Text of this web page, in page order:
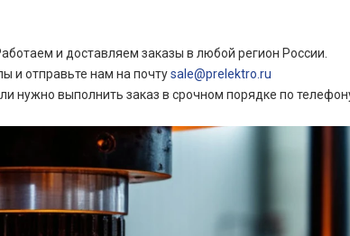
и доставляем заказы в любой регион России.
и отправьте нам на почтуsale@prelektro.ru
нужно выполнить заказ в срочном порядке по